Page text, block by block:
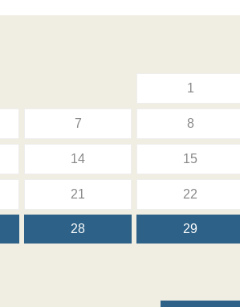
1
7 8
14 15
21 22
28 29